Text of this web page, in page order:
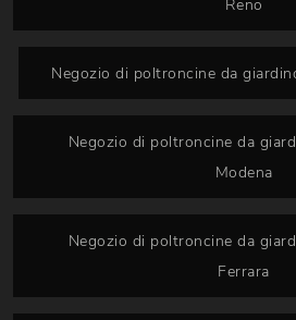
Reno
Negozio di poltroncine da
Negozio di poltroncine da
Modena
Negozio di poltroncine da
Ferrara